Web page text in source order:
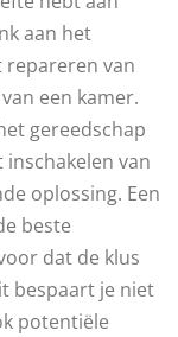
aan het
repareren van
een kamer.
gereedschap
inschakelen van
oplossing. Een
beste
dat de klus
bespaart je niet
potentiële